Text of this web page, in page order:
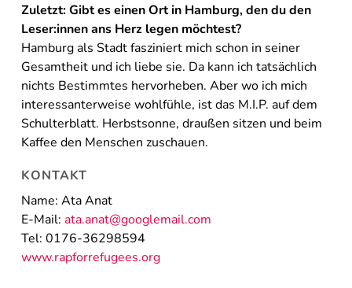
Zuletzt: Gibt es einen Ort in Hamburg, den du den
Leser:innen ans Herz legen möchtest?
Hamburg als Stadt fasziniert mich schon in seiner
Gesamtheit und ich liebe sie. Da kann ich tatsächlich
nichts Bestimmtes hervorheben. Aber wo ich mich
interessanterweise wohlfühle, ist das M.I.P. auf dem
Schulterblatt. Herbstsonne, draußen sitzen und beim
Kaffee den Menschen zuschauen.
KONTAKT
Name: Ata Anat
E-Mail:ata.anat@googlemail.com
Tel: 0176-36298594
www.rapforrefugees.org